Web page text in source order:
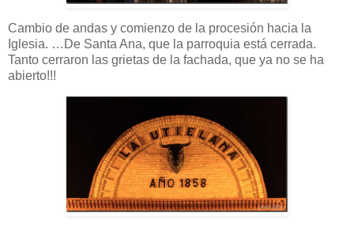
Cambio de andas y comienzo de la procesión hacia la
Iglesia. …De Santa Ana, que la parroquia está cerrada.
Tanto cerraron las grietas de la fachada, que ya no se ha
abierto!!!